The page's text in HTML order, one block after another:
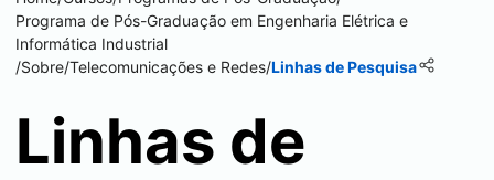
Programa de Pós-Graduação em Engenharia Elétrica e
Informática Industrial
/Sobre/Telecomunicações e Redes/Linhas de Pesquisa
Linhas de